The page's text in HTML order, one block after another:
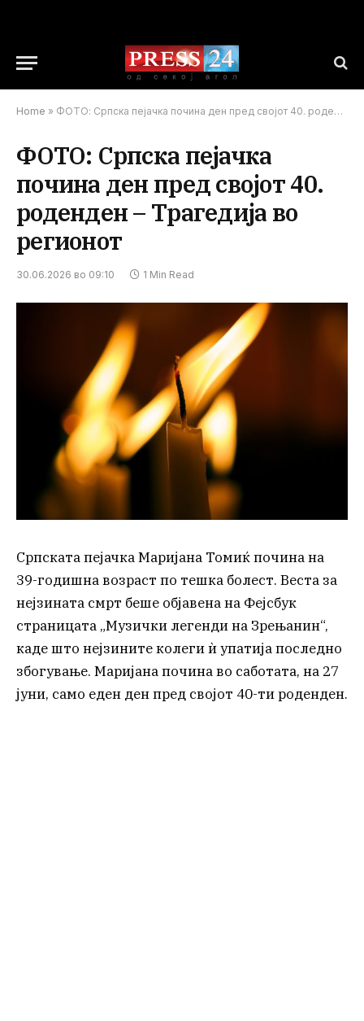
Home » ФОТО: Српска пејачка почина ден пред својот 40. роденден – Трагедија во регионот
ФОТО: Српска пејачка
почина ден пред својот 40.
роденден – Трагедија во
регионот
30.06.2026 во 09:10 1 Min Read
Српската пејачка Маријана Томиќ почина на
39-годишна возраст по тешка болест. Веста за
нејзината смрт беше објавена на Фејсбук
страницата „Музички легенди на Зрењанин“,
каде што нејзините колеги ѝ упатија последно
збогување. Маријана почина во саботата, на 27
јуни, само еден ден пред својот 40-ти роденден.